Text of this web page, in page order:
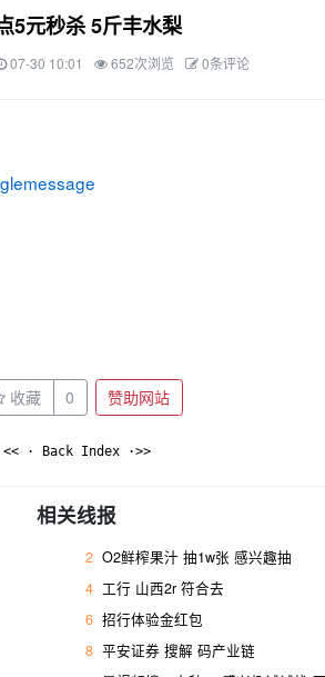
5元秒杀 5斤丰水梨
07-30 10:01 652次浏览 0条评论
收藏 0 赞助网站
<< · Back Index ·>>
相关线报
2 O2鲜榨果汁 抽1w张 感兴趣抽
4 工行 山西2r 符合去 ​
6 招行体验金红包
8 平安证券 搜解 码产业链